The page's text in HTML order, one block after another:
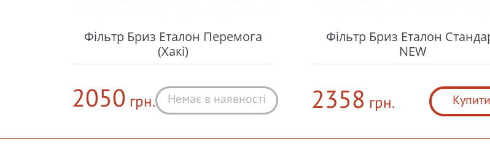
Фільтр Бриз Eталон Перемога
(Хакі)
2050 грн. Немає в наявності
Фільтр Бриз Еталон
NEW
2358 грн. Купити